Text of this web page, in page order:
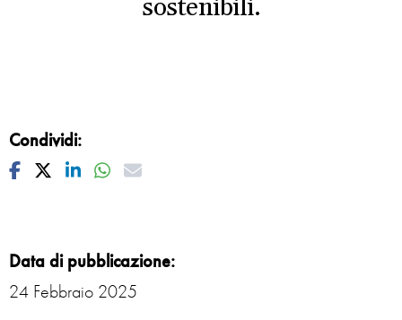
sostenibili.
Condividi:
Facebook
TwitterLinkedinWhatsapp
Mail
Data di pubblicazione:
24 Febbraio 2025